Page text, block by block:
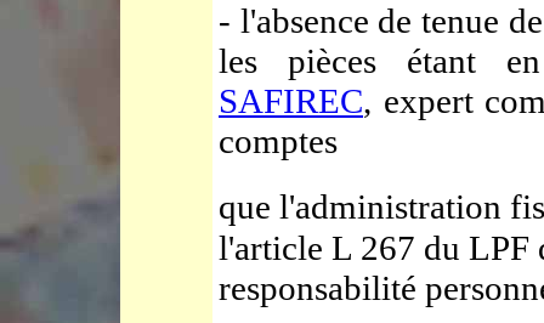
- l'absence de tenue
les pièces étant
SAFIREC, expert
comptes
que l'administration
l'article L 267 du LPF
responsabilité